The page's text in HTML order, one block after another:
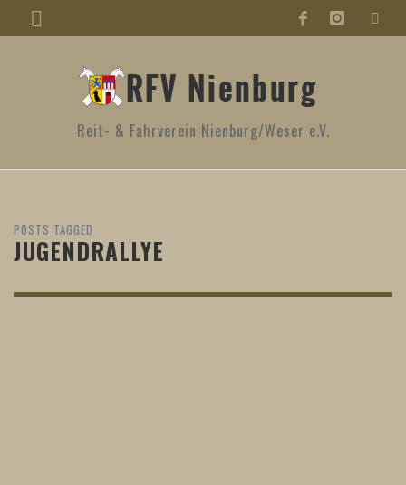
Reit- & Fahrverein Nienburg/Weser e.V.
POSTS TAGGED
JUGENDRALLYE